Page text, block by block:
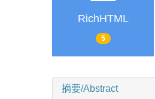
RichHTML
5
摘要/Abstract